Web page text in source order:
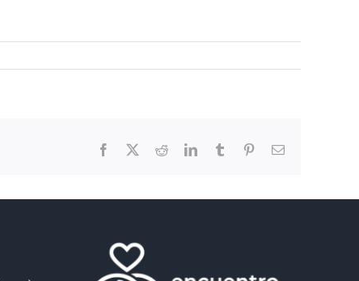
Facebook RedditLinkedInTumblr PinterestEmail